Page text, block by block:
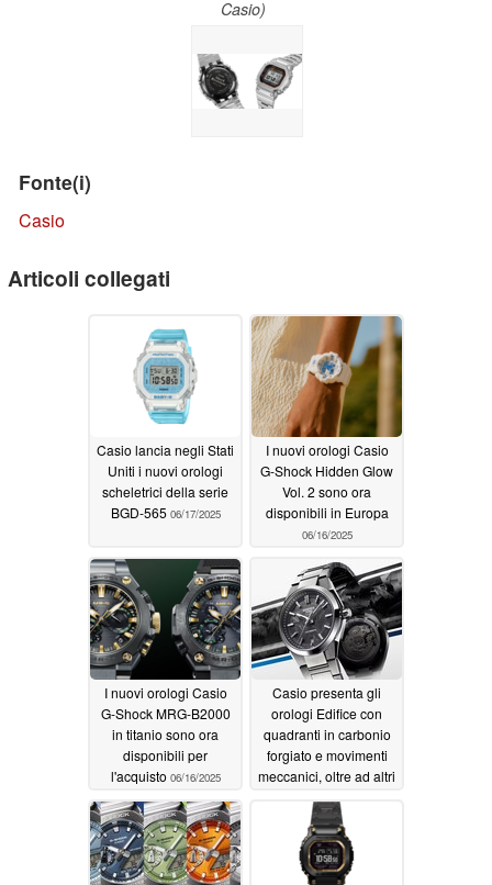
Casio)
Fonte(i)
Casio
Articoli collegati
Casio lancia negli Stati
Uniti i nuovi orologi
scheletrici della serie
BGD-565 06/17/2025
I nuovi orologi Casio
G-Shock Hidden Glow
Vol. 2 sono ora
disponibili in Europa
06/16/2025
I nuovi orologi Casio
G-Shock MRG-B2000
in titanio sono ora
disponibili per
l'acquisto 06/16/2025
Casio presenta gli
orologi Edifice con
quadranti in carbonio
forgiato e movimenti
meccanici, oltre ad altri
06/16/2025